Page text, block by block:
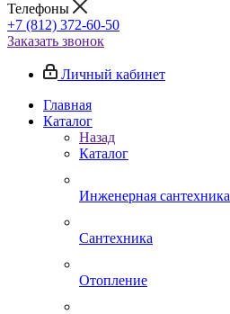
Телефоны
+7 (812) 372-60-50
Заказать звонок
Личный кабинет
Главная
Каталог
Назад
Каталог
Инженерная сантехника
Сантехника
Отопление